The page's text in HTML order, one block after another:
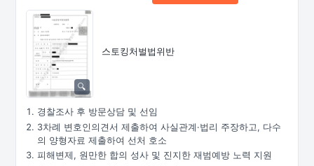
스토킹처벌법위반
경찰조사 후 방문상담 및 선임
3차례 변호인의견서 제출하여 사실관계·법리 주장하고, 다수
의 양형자료 제출하여 선처 호소
피해변제, 원만한 합의 성사 및 진지한 재범예방 노력 지원